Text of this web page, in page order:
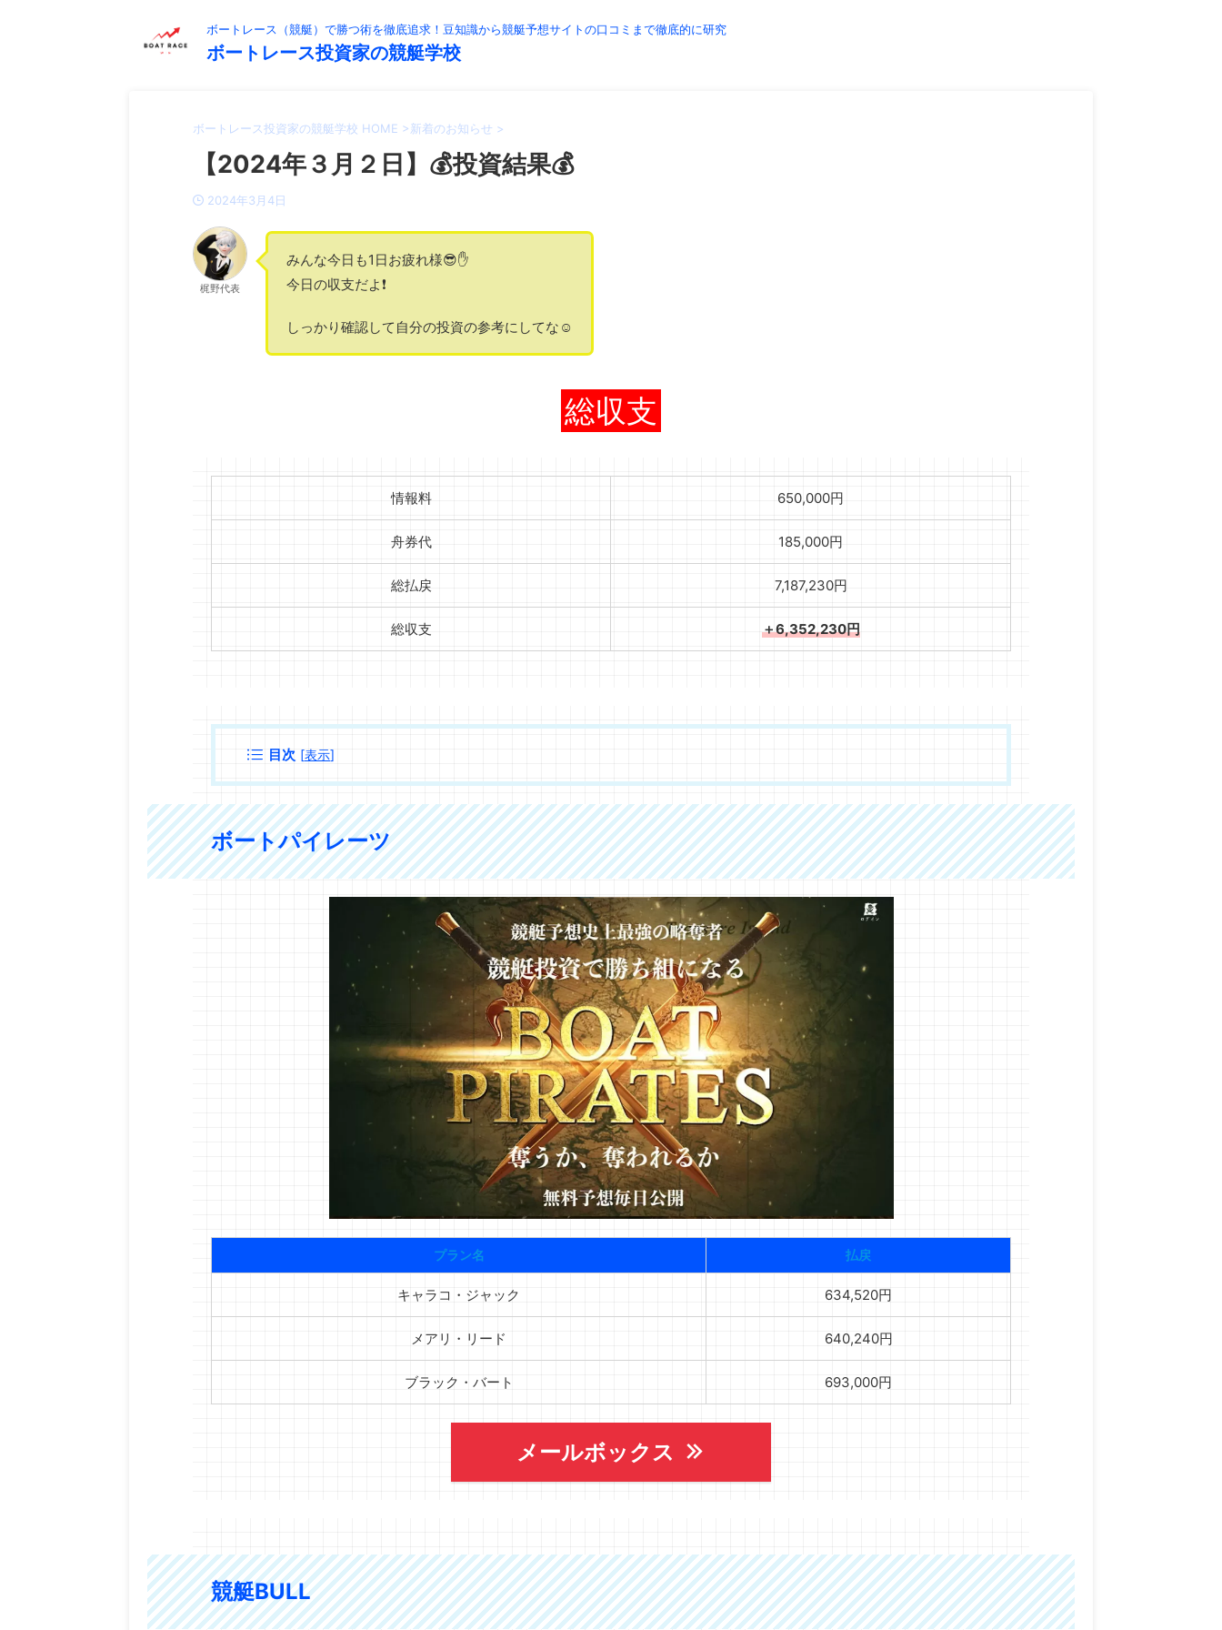
ボートレース（競艇）で勝つ術を徹底追求！豆知識から競艇予想サイトの口コミまで徹底的に研究
ボートレース投資家の競艇学校
ボートレース投資家の競艇学校 HOME >新着のお知らせ >
【2024年３月２日】💰投資結果💰
2024年3月4日
梶野代表
みんな今日も1日お疲れ様😎✋
今日の収支だよ❗️
しっかり確認して自分の投資の参考にしてな☺️
総収支
情報料 650,000円
舟券代 185,000円
総払戻 7,187,230円
総収支 ＋6,352,230円
目次 [表示]
ボートパイレーツ
プラン名 払戻
キャラコ・ジャック 634,520円
メアリ・リード 640,240円
ブラック・バート 693,000円
メールボックス
競艇BULL